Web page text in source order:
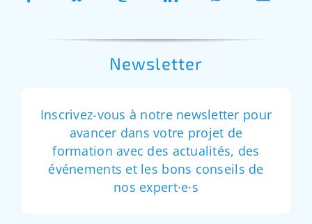
Newsletter
Inscrivez-vous à notre newsletter pour
avancer dans votre projet de
formation avec des actualités, des
événements et les bons conseils de
nos expert·e·s